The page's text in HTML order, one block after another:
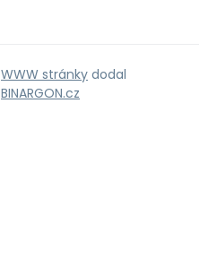
WWW stránky dodal
BINARGON.cz